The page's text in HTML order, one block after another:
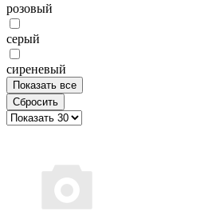
розовый
серый
сиреневый
Показать все
Сбросить